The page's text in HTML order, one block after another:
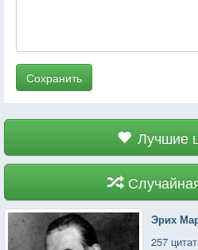
Сохранить
Лучшие
Эрих
257 цитат